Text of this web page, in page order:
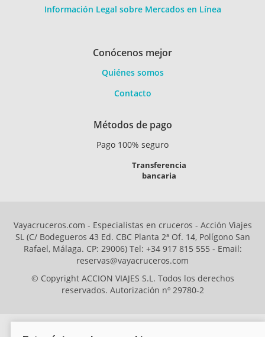
Información Legal sobre Mercados en Línea
Conócenos mejor
Quiénes somos
Contacto
Métodos de pago
Pago 100% seguro
Transferencia
bancaria
Vayacruceros.com - Especialistas en cruceros - Acción Viajes
SL (C/ Bodegueros 43 Ed. CBC Planta 2ª Of. 14, Polígono San
Rafael, Málaga. CP: 29006) Tel: +34 917 815 555 - Email:
reservas@vayacruceros.com
© Copyright ACCION VIAJES S.L. Todos los derechos
reservados. Autorización nº 29780-2